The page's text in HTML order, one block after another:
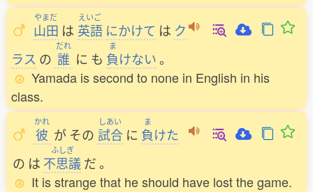
やまだ
山田 は
えいご
英語 にかけて は ク
ラス の
だれ
誰 に も
ま
負けない。
Yamada is second to none in English in his
class.
かれ
彼 が その
しあい
試合 に
ま
負けた
の は
ふしぎ
不思議だ。
It is strange that he should have lost the game.